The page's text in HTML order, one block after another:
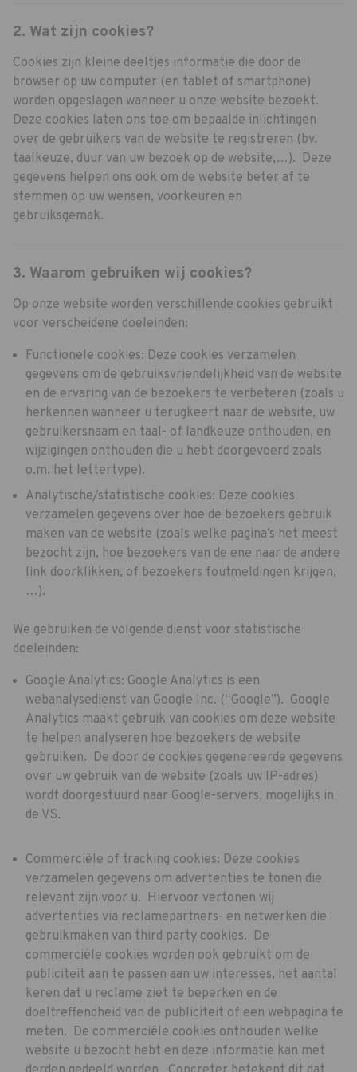
2. Wat zijn cookies?
Cookies zijn kleine deeltjes informatie die door de
browser op uw computer (en tablet of smartphone)
worden opgeslagen wanneer u onze website bezoekt.
Deze cookies laten ons toe om bepaalde inlichtingen
over de gebruikers van de website te registreren (bv.
taalkeuze, duur van uw bezoek op de website,…). Deze
gegevens helpen ons ook om de website beter af te
stemmen op uw wensen, voorkeuren en
gebruiksgemak.
3. Waarom gebruiken wij cookies?
Op onze website worden verschillende cookies gebruikt
voor verscheidene doeleinden:
Functionele cookies: Deze cookies verzamelen
gegevens om de gebruiksvriendelijkheid van de website
en de ervaring van de bezoekers te verbeteren (zoals u
herkennen wanneer u terugkeert naar de website, uw
gebruikersnaam en taal- of landkeuze onthouden, en
wijzigingen onthouden die u hebt doorgevoerd zoals
o.m. het lettertype).
Analytische/statistische cookies: Deze cookies
verzamelen gegevens over hoe de bezoekers gebruik
maken van de website (zoals welke pagina’s het meest
bezocht zijn, hoe bezoekers van de ene naar de andere
link doorklikken, of bezoekers foutmeldingen krijgen,
…).
We gebruiken de volgende dienst voor statistische
doeleinden:
Google Analytics: Google Analytics is een
webanalysedienst van Google Inc. (“Google”). Google
Analytics maakt gebruik van cookies om deze website
te helpen analyseren hoe bezoekers de website
gebruiken. De door de cookies gegenereerde gegevens
over uw gebruik van de website (zoals uw IP-adres)
wordt doorgestuurd naar Google-servers, mogelijks in
de VS.
Commerciële of tracking cookies: Deze cookies
verzamelen gegevens om advertenties te tonen die
relevant zijn voor u. Hiervoor vertonen wij
advertenties via reclamepartners- en netwerken die
gebruikmaken van third party cookies. De
commerciële cookies worden ook gebruikt om de
publiciteit aan te passen aan uw interesses, het aantal
keren dat u reclame ziet te beperken en de
doeltreffendheid van de publiciteit of een webpagina te
meten. De commerciële cookies onthouden welke
website u bezocht hebt en deze informatie kan met